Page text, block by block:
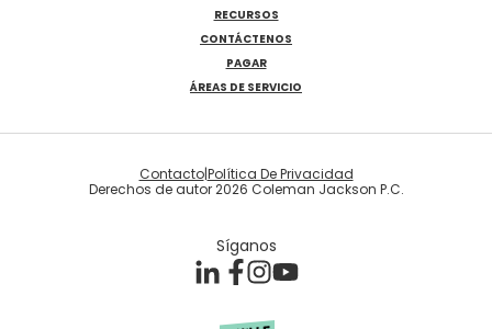
RECURSOS
CONTÁCTENOS
PAGAR
ÁREAS DE SERVICIO
Derechos de autor 2026 Coleman Jackson P.C.
Contacto|Política De Privacidad
Síganos